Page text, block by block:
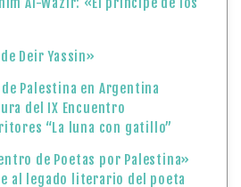
Deir Yassin»
Palestina en Argentina
del IX Encuentro
“La luna con gatillo”
de Poetas por Palestina»
al legado literario del poeta